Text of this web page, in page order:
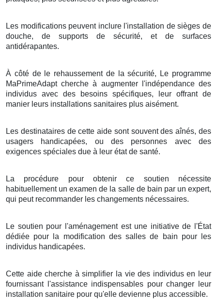
Les modifications peuvent inclure l'installation de sièges de
douche, de supports de sécurité, et de surfaces
antidérapantes.
À côté de le rehaussement de la sécurité, Le programme
MaPrimeAdapt cherche à augmenter l'indépendance des
individus avec des besoins spécifiques, leur offrant de
manier leurs installations sanitaires plus aisément.
Les destinataires de cette aide sont souvent des aînés, des
usagers handicapées, ou des personnes avec des
exigences spéciales due à leur état de santé.
La procédure pour obtenir ce soutien nécessite
habituellement un examen de la salle de bain par un expert,
qui peut recommander les changements nécessaires.
Le soutien pour l'aménagement est une initiative de l'État
dédiée pour la modification des salles de bain pour les
individus handicapées.
Cette aide cherche à simplifier la vie des individus en leur
fournissant l'assistance indispensables pour changer leur
installation sanitaire pour qu'elle devienne plus accessible.